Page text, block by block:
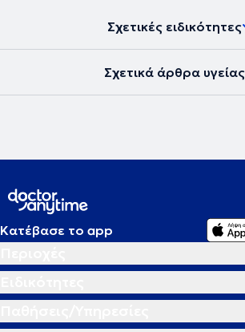
Σχετικές ειδικότητες
Σχετικά άρθρα υγείας
Κατέβασε το app